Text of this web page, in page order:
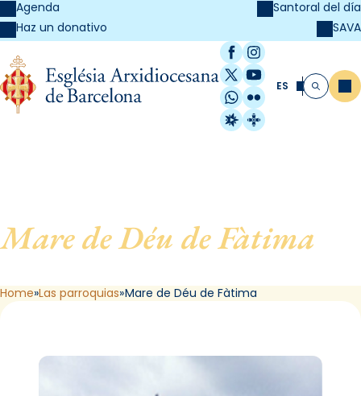
Agenda
Haz un donativo
Santoral del día
SAVA
Facebook
Instagram
X / Twitter
YouTube
WhatsApp
Flickr
Radio Estel
Catalunya
ES Buscar
Mare de Déu de Fàtima
Home Las parroquias Mare de Déu de Fàtima